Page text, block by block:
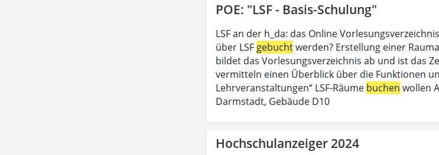
POE: "LSF - Basis-Schulung"
LSF an der h_da: das Online
über LSF gebuchtwerden? Erstellung einer
bildet das Vorlesungsverzeichnis ab und ist das
vermitteln einen Überblick über die Funktionen
Lehrveranstaltungen“ LSF-Räume buchen wollen
Darmstadt, Gebäude D10
Hochschulanzeiger 2024